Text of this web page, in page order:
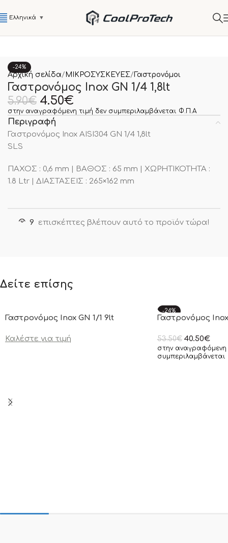
Ελληνικά ▼
-24%
Αρχική σελίδα ΜΙΚΡΟΣΥΣΚΕΥΕΣ Γαστρονόμοι
Γαστρονόμος Inox GN 1/4 1,8lt
5.90€ 4.50€
στην αναγραφόμενη τιμή δεν συμπεριλαμβάνεται Φ.Π.Α
Περιγραφή
Γαστρονόμος Inox AISI304 GN 1/4 1,8lt
SLS
ΠΑΧΟΣ : 0,6 mm | ΒΑΘΟΣ : 65 mm | ΧΩΡΗΤΙΚΟΤΗΤΑ :
1.8 Ltr | ΔΙΑΣΤΑΣΕΙΣ : 265×162 mm
9 επισκέπτες βλέπουν αυτό το προϊόν τώρα!
Δείτε επίσης
Γαστρονόμος Inox GN 1/1 9lt
Καλέστε για τιμή
-24%
Γαστρονόμος
53.50€ 40.50€
στην αναγραφόμενη